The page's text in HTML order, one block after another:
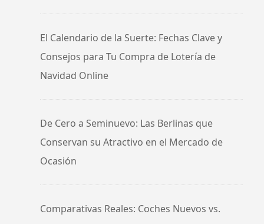
El Calendario de la Suerte: Fechas Clave y
Consejos para Tu Compra de Lotería de
Navidad Online
De Cero a Seminuevo: Las Berlinas que
Conservan su Atractivo en el Mercado de
Ocasión
Comparativas Reales: Coches Nuevos vs.